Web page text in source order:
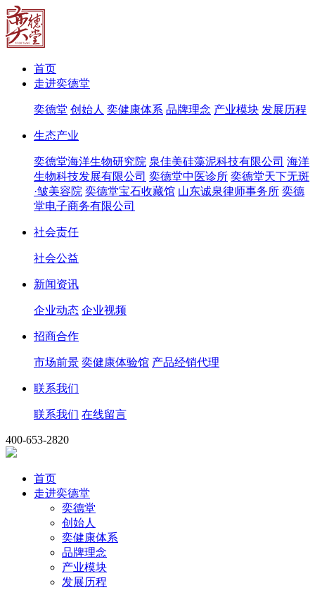
首页
走进奕德堂
奕德堂 创始人 奕健康体系 品牌理念 产业模块 发展历程
生态产业
奕德堂海洋生物研究院 泉佳美硅藻泥科技有限公司 海洋
生物科技发展有限公司 奕德堂中医诊所 奕德堂天下无斑
·皱美容院 奕德堂宝石收藏馆 山东诚泉律师事务所 奕德
堂电子商务有限公司
社会责任
社会公益
新闻资讯
企业动态 企业视频
招商合作
市场前景 奕健康体验馆 产品经销代理
联系我们
联系我们 在线留言
400-653-2820
首页
走进奕德堂
奕德堂
创始人
奕健康体系
品牌理念
产业模块
发展历程